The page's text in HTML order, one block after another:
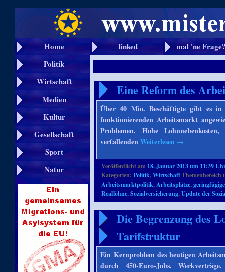
Home linked
mal 'ne
Politik
Wirtschaft
Medien
Kultur
Gesellschaft
Sport
Natur
Eine Reform des
Über 40 Mio. Beschäftigte gibt es
funktionierenden Arbeitsmarkt
Problemen. Hohe
verfallendenWeiterlesen →
Veröffentlicht am 18. Januar 2013 um 11:39
Kategorien:Politik,Wirtschaft
Arbeitsmarktpolitik,Arbeitsplätze,
Reallöhne,Sozialversicherung,Update der
Die Begrenzung des
Tarifstruktur
Ein Kernproblem des heutigen
durch 450-Euro-Jobs,